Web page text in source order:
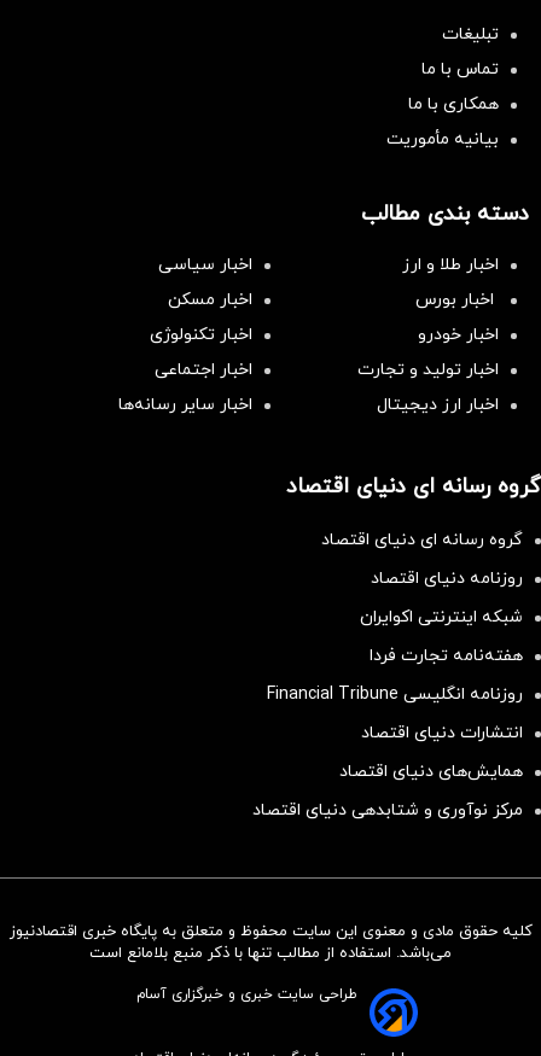
سرمایه‌گذاری همسنگ با شاخص
تبلیغات
تماس با ما
همکاری با ما
بیانیه مأموریت
دسته بندی مطالب
اخبار طلا و ارز
اخبار سیاسی
اخبار بورس
اخبار مسکن
اخبار خودرو
اخبار تکنولوژی
اخبار تولید و تجارت
اخبار اجتماعی
اخبار ارز دیجیتال
اخبار سایر رسانه‌‌ها
گروه رسانه ای دنیای اقتصاد
گروه رسانه ای دنیای اقتصاد
روزنامه دنیای اقتصاد
شبکه اینترنتی اکوایران
هفته‌نامه تجارت فردا
روزنامه انگلیسی Financial Tribune
انتشارات دنیای اقتصاد
همایش‌های دنیای اقتصاد
مرکز نوآوری و شتابدهی دنیای اقتصاد
کلیه حقوق مادی و معنوی این سایت محفوظ و متعلق به پایگاه خبری اقتصادنیوز
می‌باشد. استفاده از مطالب تنها با ذکر منبع بلامانع است
طراحی سایت خبری و خبرگزاری آسام